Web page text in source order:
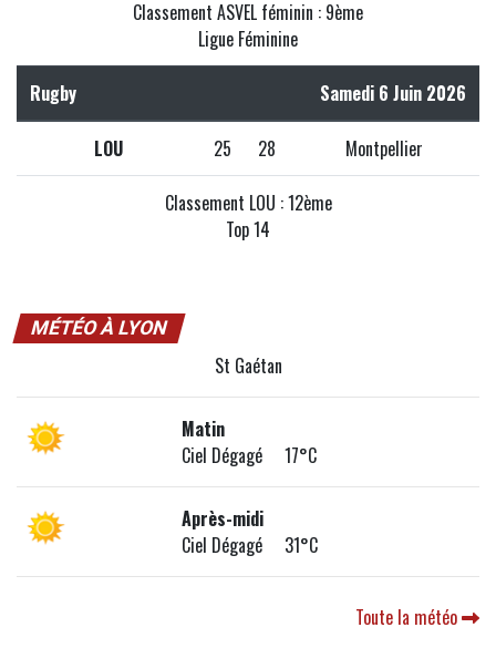
Classement ASVEL féminin : 9ème
Ligue Féminine
Rugby Samedi 6 Juin 2026
LOU 25 28 Montpellier
Classement LOU : 12ème
Top 14
MÉTÉO À LYON
St Gaétan
Matin
Ciel Dégagé 17°C
Après-midi
Ciel Dégagé 31°C
Toute la météo